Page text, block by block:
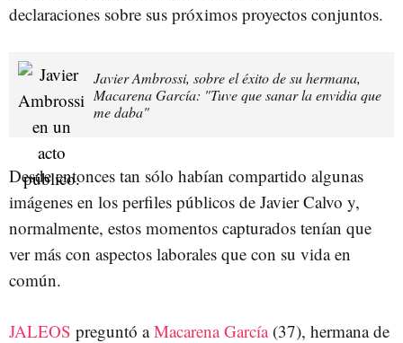
declaraciones sobre sus próximos proyectos conjuntos.
Javier Ambrossi, sobre el éxito de su hermana,
Macarena García: "Tuve que sanar la envidia que
me daba"
Desde entonces tan sólo habían compartido algunas
imágenes en los perfiles públicos de Javier Calvo y,
normalmente, estos momentos capturados tenían que
ver más con aspectos laborales que con su vida en
común.
JALEOS preguntó aMacarena García(37), hermana de